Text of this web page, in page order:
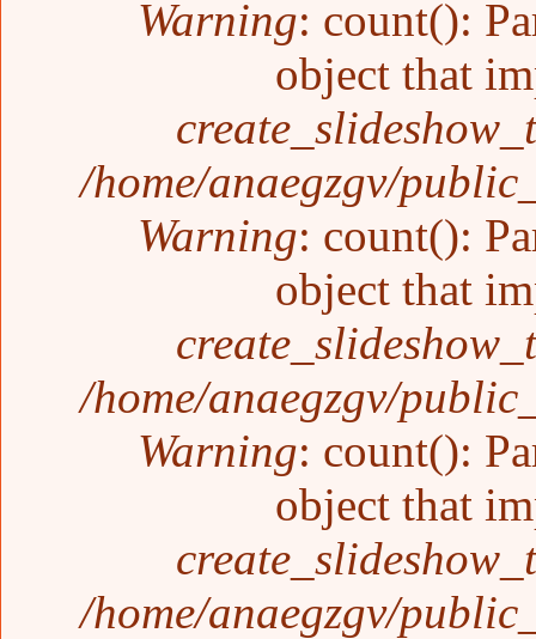
Warning: count():
object that
/home/anaegzgv/
Warning: count():
object that
/home/anaegzgv/
Warning: count():
object that
/home/anaegzgv/